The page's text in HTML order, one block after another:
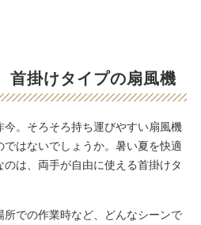
首掛けタイプの扇風機
。そろそろ持ち運びやすい扇風機
はないでしょうか。暑い夏を快適
は、両手が自由に使える首掛けタ
での作業時など、どんなシーンで